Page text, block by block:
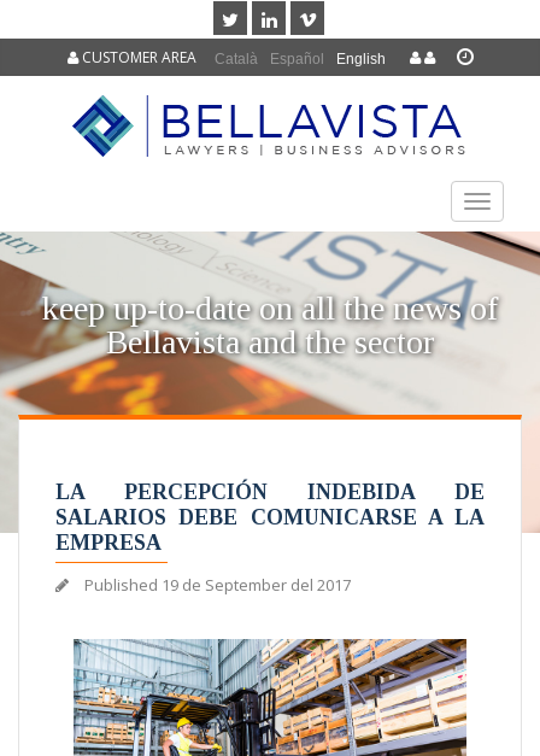
Català Español English
CUSTOMER AREA
TOGGLE
keep up-to-date on all the news of
Bellavista and the sector
LA PERCEPCIÓN INDEBIDA DE
SALARIOS DEBE COMUNICARSE A LA
EMPRESA
Published 19 de September del 2017